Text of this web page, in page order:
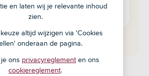
Fondsdocumenten
en laten wij je relevante inhoud
zien.
altijd wijzigen via 'Cookies
onderaan de pagina.
ons privacyreglement en ons
cookiereglement.